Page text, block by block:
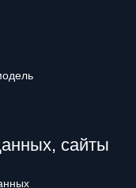
сайты